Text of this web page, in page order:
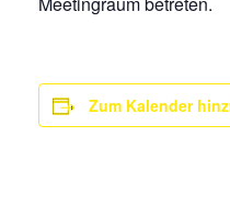
Zum Kalender